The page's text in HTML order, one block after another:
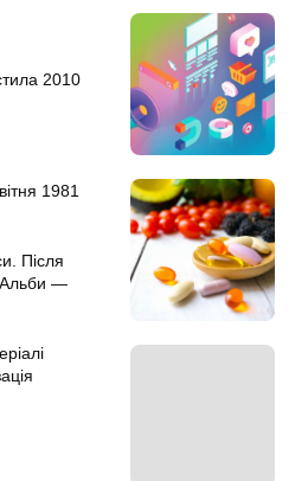
2010
1981
Після
Альби —